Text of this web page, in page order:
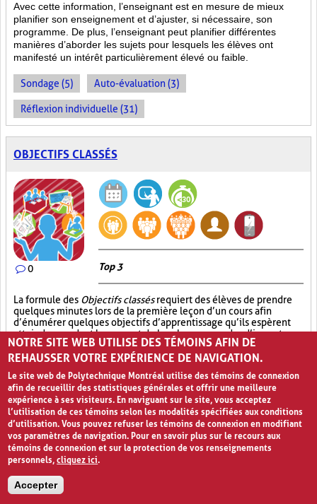
Avec cette information, l’enseignant est en mesure de mieux
planifier son enseignement et d’ajuster, si nécessaire, son
programme. De plus, l’enseignant peut planifier différentes
manières d’aborder les sujets pour lesquels les élèves ont
manifesté un intérêt particulièrement élevé ou faible.
Sondage (5) Auto-évaluation (3)
Réflexion individuelle (31)
OBJECTIFS CLASSÉS
0 Top 3
La formule des Objectifs classésrequiert des élèves de prendre
quelques minutes lors de la première leçon d’un cours afin
d’énumérer quelques objectifs d’apprentissage qu’ils espèrent
atteindre pendant le cours et de les classer en ordre d’importance
relative. Cette activité permet donc à l’enseignant d’évaluer à
quel point les objectifs d’apprentissage choisis par les élèves
est également en mesure de comparer le classement des
objectifs des élèves selon leur importance par rapport à son
propre classement des objectifs pédagogiques du cours. Puis,
l’enseignant peut ensuite utiliser ces informations afin
d’accroître la motivation des élèves en les aidant à établir des
liens entre leurs objectifs personnels et les objectifs du cours.
Cette technique permet également aux élèves d’apprendre à
cibler et à préciser leurs propres objectifs d’apprentissage, une
vie.
NOTRE SITE WEB UTILISE DES TÉMOINS AFIN DE
REHAUSSER VOTRE EXPÉRIENCE DE NAVIGATION.
Le site web de Polytechnique Montréal utilise des témoins de connexion
afin de recueillir des statistiques générales et offrir une meilleure
expérience à ses visiteurs. En naviguant sur le site, vous acceptez
l’utilisation de ces témoins selon les modalités spécifiées aux conditions
d’utilisation. Vous pouvez refuser les témoins de connexion en modifiant
vos paramètres de navigation. Pour en savoir plus sur le recours aux
témoins de connexion et sur la protection de vos renseignements
personnels,cliquez ici.
Accepter